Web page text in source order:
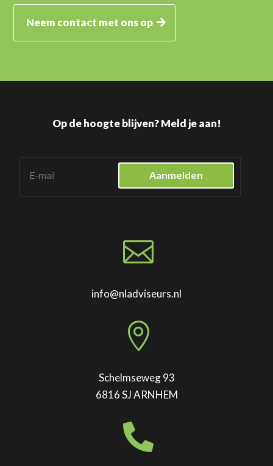
Neem contact met ons op
Op de hoogte blijven? Meld je aan!
Aanmelden

info@nladviseurs.nl

Schelmseweg 93
6816 SJ ARNHEM
